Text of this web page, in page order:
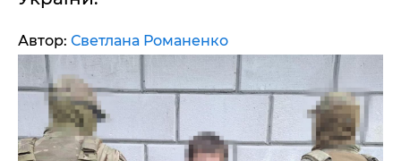
Автор: Светлана Романенко